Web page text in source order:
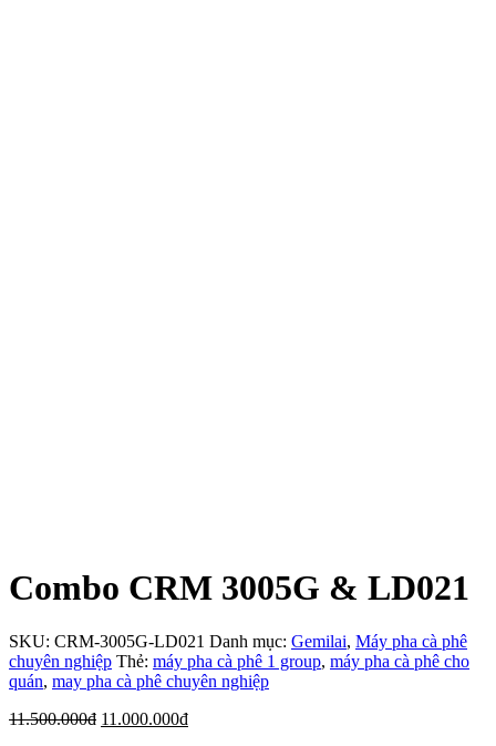
Combo CRM 3005G & LD021
SKU: CRM-3005G-LD021 Danh mục: Gemilai, Máy pha cà phê
chuyên nghiệp Thẻ: máy pha cà phê 1 group, máy pha cà phê cho
quán, may pha cà phê chuyên nghiệp
11.500.000đ Giá
11.000.000đGiá